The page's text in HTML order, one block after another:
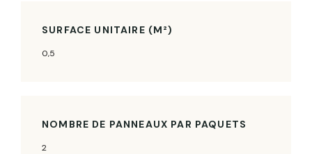
SURFACE UNITAIRE (M²)
0,5
NOMBRE DE PANNEAUX PAR PAQUETS
2